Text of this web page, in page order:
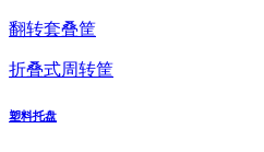
翻转套叠筐
折叠式周转筐
塑料托盘